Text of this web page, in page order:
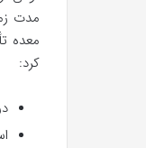
مدت
معده
کرد: